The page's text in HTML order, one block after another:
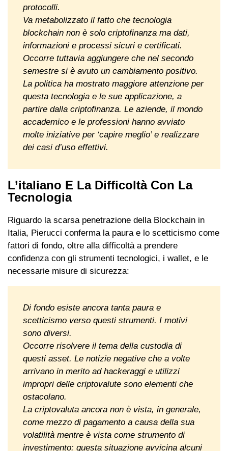
protocolli.
Va metabolizzato il fatto che tecnologia
blockchain non è solo criptofinanza ma dati,
informazioni e processi sicuri e certificati.
Occorre tuttavia aggiungere che nel secondo
semestre si è avuto un cambiamento positivo.
La politica ha mostrato maggiore attenzione per
questa tecnologia e le sue applicazione, a
partire dalla criptofinanza. Le aziende, il mondo
accademico e le professioni hanno avviato
molte iniziative per ‘capire meglio’ e realizzare
dei casi d’uso effettivi.
L’italiano E La Difficoltà Con La
Tecnologia
Riguardo la scarsa penetrazione della Blockchain in
Italia, Pierucci conferma la paura e lo scetticismo come
fattori di fondo, oltre alla difficoltà a prendere
confidenza con gli strumenti tecnologici, i wallet, e le
necessarie misure di sicurezza:
Di fondo esiste ancora tanta paura e
scetticismo verso questi strumenti. I motivi
sono diversi.
Occorre risolvere il tema della custodia di
questi asset. Le notizie negative che a volte
arrivano in merito ad hackeraggi e utilizzi
impropri delle criptovalute sono elementi che
ostacolano.
La criptovaluta ancora non è vista, in generale,
come mezzo di pagamento a causa della sua
volatilità mentre è vista come strumento di
investimento: questa situazione avvicina alcuni